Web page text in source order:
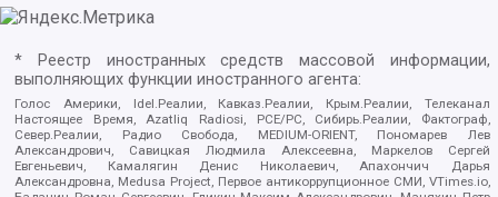
* Реестр иностранных средств массовой информации,
выполняющих функции иностранного агента:
Голос Америки, Idel.Реалии, Кавказ.Реалии, Крым.Реалии, Телеканал
Настоящее Время, Azatliq Radiosi, PCE/PC, Сибирь.Реалии, Фактограф,
Север.Реалии, Радио Свобода, MEDIUM-ORIENT, Пономарев Лев
Александрович, Савицкая Людмила Алексеевна, Маркелов Сергей
Евгеньевич, Камалягин Денис Николаевич, Апахончич Дарья
Александровна, Medusa Project, Первое антикоррупционное СМИ, VTimes.io,